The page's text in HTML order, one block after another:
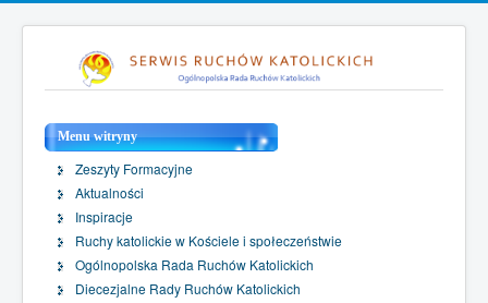
Menu witryny
Zeszyty Formacyjne
Aktualności
Inspiracje
Ruchy katolickie w Kościele i społeczeństwie
Ogólnopolska Rada Ruchów Katolickich
Diecezjalne Rady Ruchów Katolickich